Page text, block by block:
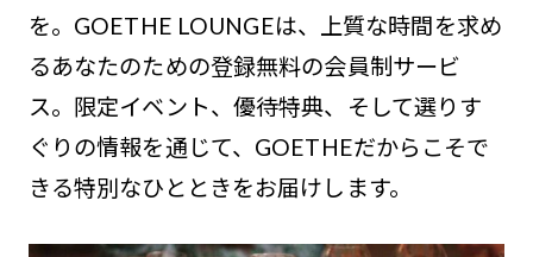
を。GOETHE LOUNGEは、上質な時間を求め
るあなたのための登録無料の会員制サービ
ス。限定イベント、優待特典、そして選りす
ぐりの情報を通じて、GOETHEだからこそで
きる特別なひとときをお届けします。